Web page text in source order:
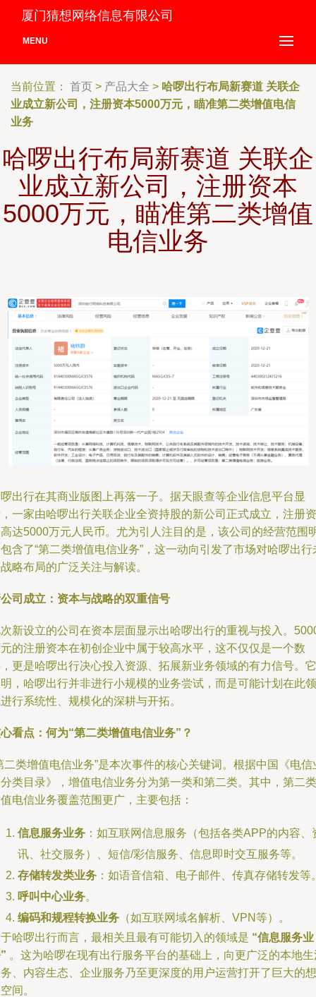
厦门猜想网络信息有限公司
MENU
当前位置： 首页 > 产品大全 > 哈啰出行布局新赛道 关联企
业成立新公司，注册资本5000万元，瞄准第二类增值电信
业务
哈啰出行布局新赛道 关联企
业成立新公司，注册资本
5000万元，瞄准第二类增值
电信业务
出行在其商业版图上再落一子。据天眼查等企业信息平台显
一家由哈啰出行关联企业全资持股的新公司正式成立，注册资
达5000万元人民币。尤为引人注目的是，该公司的经营范围
含了“第二类增值电信业务”，这一动向引发了市场对哈啰出行
略布局的广泛关注与解读。
司成立：资本与战略的双重信号
新设立的公司在资本层面显示出哈啰出行的重视与投入。
的注册资本在初创企业中属于较高水平，这不仅仅是一个数
更是哈啰出行决心投入资源、拓展新业务领域的有力信号。它
，哈啰出行并非进行小规模的业务尝试，而是可能计划在此领
行系统性、规模化的深耕与开拓。
看点：何为“第二类增值电信业务”？
二类增值电信业务”是本次事件的核心关键词。根据中国《电信
类目录》，增值电信业务分为第一类和第二类。其中，第二类
电信业务覆盖范围更广，主要包括：
信息服务业务 ：如互联网信息服务（包括各类APP的内容、
讯、社交服务）、短信/彩信服务、信息即时交互服务等。
存储转发类业务 ：如语音信箱、电子邮件、传真存储转发等
呼叫中心业务。
编码和规程转换业务 （如互联网域名解析、VPN等）。
哈啰出行而言，最相关且最有可能切入的领域是 “信息服务业
。这为哈啰在现有出行服务平台的基础上，向更广泛的本地生
、内容生态、企业服务乃至更深度的用户运营打开了巨大的想
间。